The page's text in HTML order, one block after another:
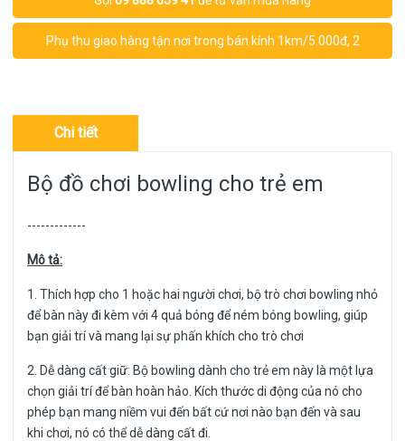
Phụ thu giao hàng tận nơi trong bán kính 1km/5.000đ, 2
Chi tiết
Bộ đồ chơi bowling cho trẻ em
-------------
Mô tả:
1. Thích hợp cho 1 hoặc hai người chơi, bộ trò chơi bowling nhỏ
để bàn này đi kèm với 4 quả bóng để ném bóng bowling, giúp
bạn giải trí và mang lại sự phấn khích cho trò chơi
2. Dễ dàng cất giữ: Bộ bowling dành cho trẻ em này là một lựa
chọn giải trí để bàn hoàn hảo. Kích thước di động của nó cho
phép bạn mang niềm vui đến bất cứ nơi nào bạn đến và sau
khi chơi, nó có thể dễ dàng cất đi.